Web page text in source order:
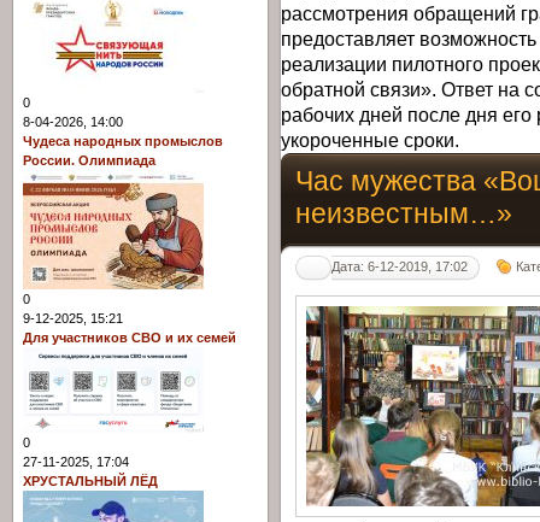
рассмотрения обращений
предоставляет
реализации пилотного
обратной связи». Ответ на
рабочих дней после дня
укороченные сроки.
Час мужества
неизвестным…»
Дата: 6-12-2019, 17:02
0
8-04-2026, 14:00
Чудеса народных промыслов
России. Олимпиада
0
9-12-2025, 15:21
Для участников СВО и их семей
0
27-11-2025, 17:04
ХРУСТАЛЬНЫЙ ЛЁД